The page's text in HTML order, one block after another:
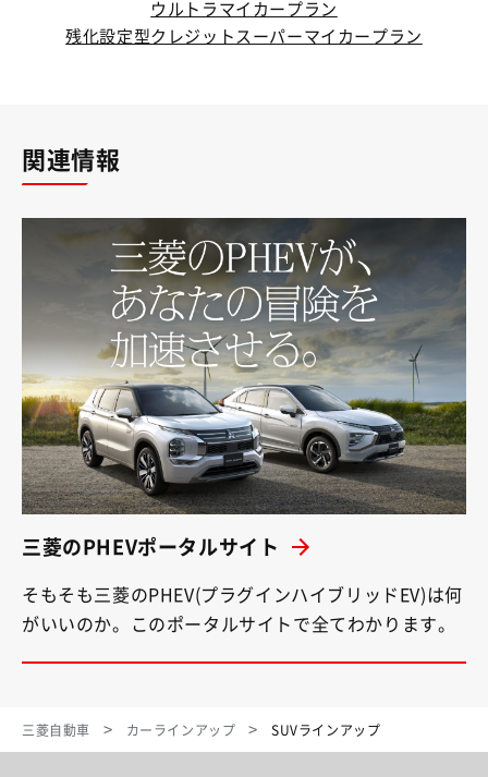
ウルトラマイカープラン
残化設定型クレジットスーパーマイカープラン
関連情報
三菱のPHEVポータルサイト
そもそも三菱のPHEV(プラグインハイブリッドEV)は何
がいいのか。このポータルサイトで全てわかります。
三菱自動車 カーラインアップ SUVラインアップ